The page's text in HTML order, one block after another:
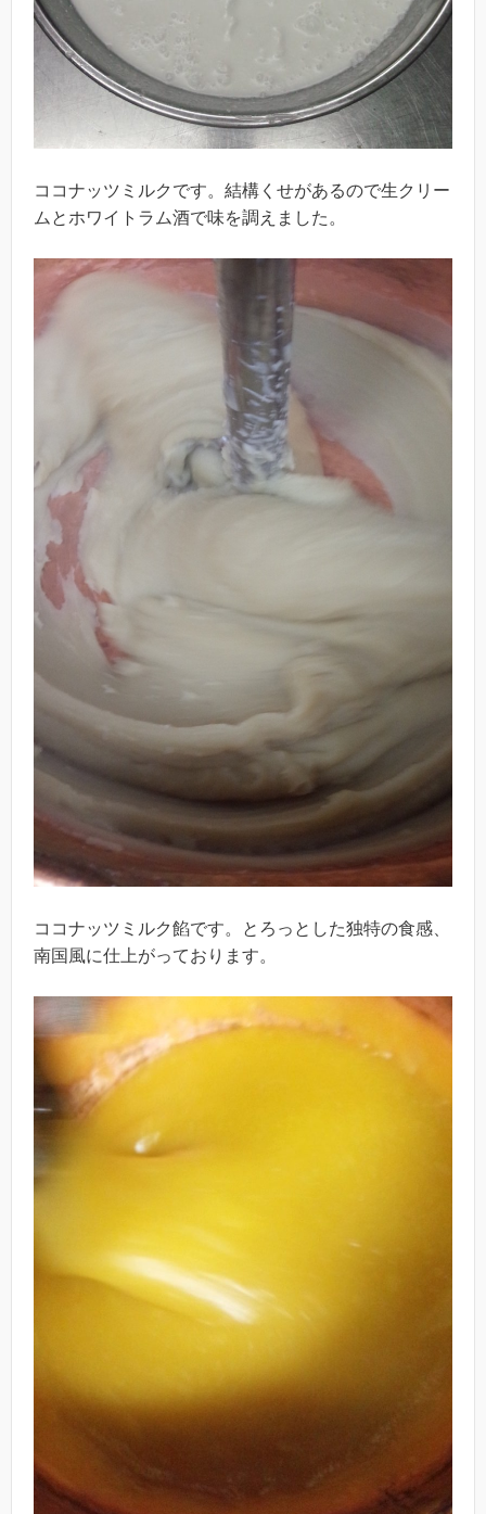
ココナッツミルクです。結構くせがあるので生クリー
ムとホワイトラム酒で味を調えました。
ココナッツミルク餡です。とろっとした独特の食感、
南国風に仕上がっております。